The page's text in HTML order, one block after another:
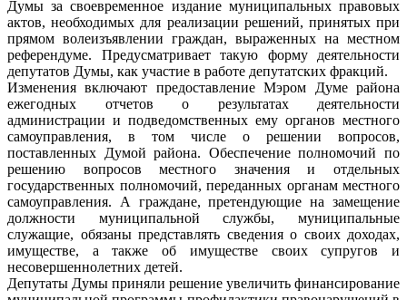
Думы за своевременное издание муниципальных правовых
актов, необходимых для реализации решений, принятых при
прямом волеизъявлении граждан, выраженных на местном
референдуме. Предусматривает такую форму деятельности
депутатов Думы, как участие в работе депутатских фракций.
Изменения включают предоставление Мэром Думе района
ежегодных отчетов о результатах деятельности
администрации и подведомственных ему органов местного
самоуправления, в том числе о решении вопросов,
поставленных Думой района. Обеспечение полномочий по
решению вопросов местного значения и отдельных
государственных полномочий, переданных органам местного
самоуправления. А граждане, претендующие на замещение
должности муниципальной службы, муниципальные
служащие, обязаны представлять сведения о своих доходах,
имуществе, а также об имуществе своих супругов и
несовершеннолетних детей.
Депутаты Думы приняли решение увеличить финансирование